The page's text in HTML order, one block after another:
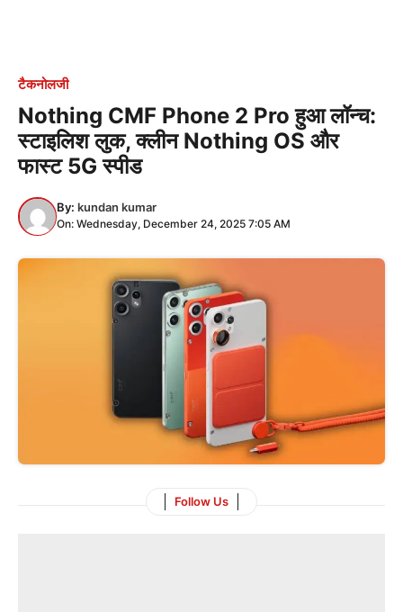
टैकनोलजी
Nothing CMF Phone 2 Pro हुआ लॉन्च:
स्टाइलिश लुक, क्लीन Nothing OS और
फास्ट 5G स्पीड
By: kundan kumar
On: Wednesday, December 24, 2025 7:05 AM
Follow Us